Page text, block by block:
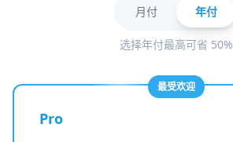
月付 年付
选择年付最高可省 50%
最受欢迎
Pro